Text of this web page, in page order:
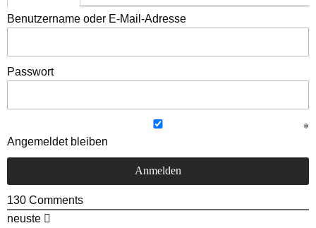
Benutzername oder E-Mail-Adresse
Passwort
Angemeldet bleiben
130 Comments
neuste